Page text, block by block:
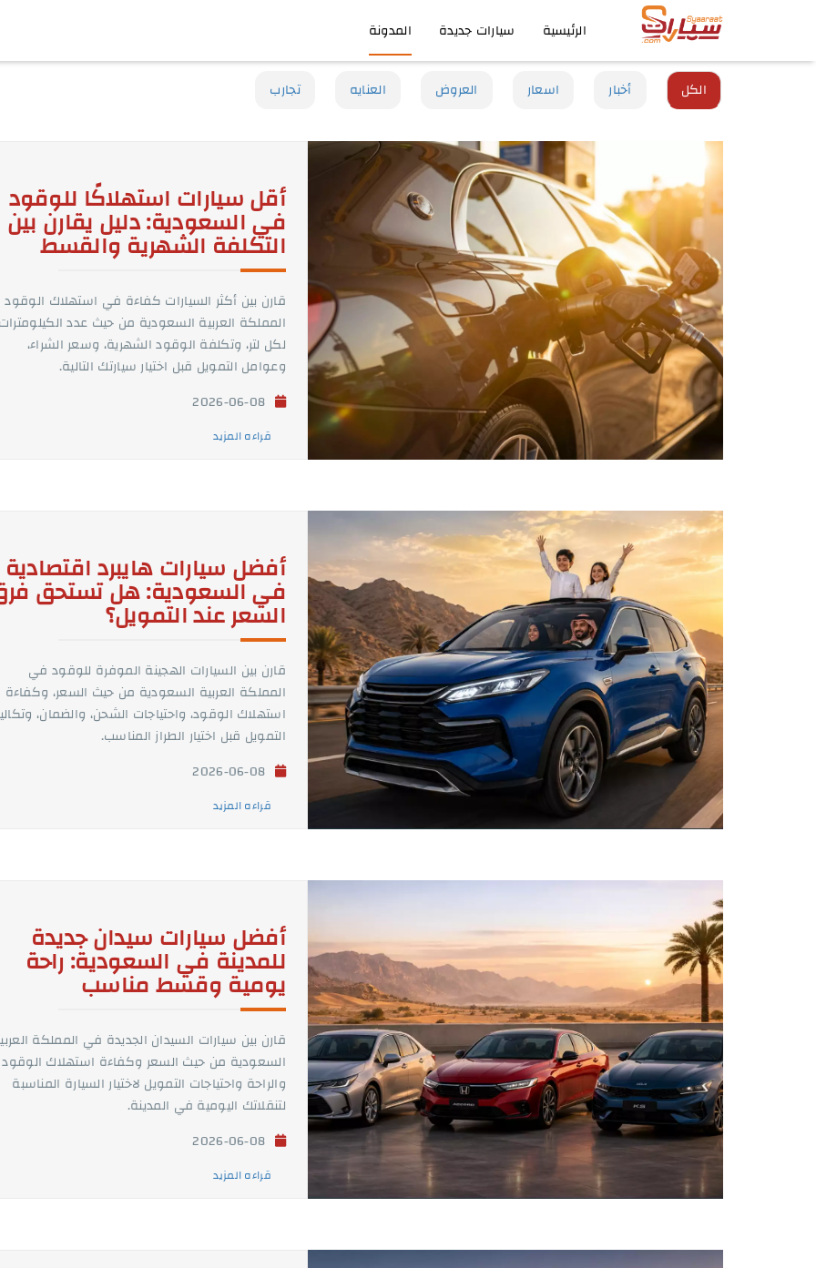
الرئيسية سيارات جديدة المدونة
الكل أخبار اسعار العروض العنايه تجارب
أقل سيارات استهلاكًا للوقود
في السعودية: دليل يقارن بين
التكلفة الشهرية والقسط
قارن بين أكثر السيارات كفاءة في استهلاك
المملكة العربية السعودية من حيث عدد
لكل لتر، وتكلفة الوقود الشهرية، وسعر الشراء،
وعوامل التمويل قبل اختيار سيارتك التالية.
قراءه المزيد
أفضل سيارات هايبرد اقتصادية
في السعودية: هل تستحق
السعر عند التمويل؟
قارن بين السيارات الهجينة الموفرة للوقود في
المملكة العربية السعودية من حيث السعر، وكفاءة
استهلاك الوقود، واحتياجات الشحن، والضمان،
التمويل قبل اختيار الطراز المناسب.
قراءه المزيد
أفضل سيارات سيدان جديدة
للمدينة في السعودية: راحة
يومية وقسط مناسب
قارن بين سيارات السيدان الجديدة في المملكة
السعودية من حيث السعر وكفاءة استهلاك الوقود
والراحة واحتياجات التمويل لاختيار السيارة المناسبة
لتنقلاتك اليومية في المدينة.
قراءه المزيد